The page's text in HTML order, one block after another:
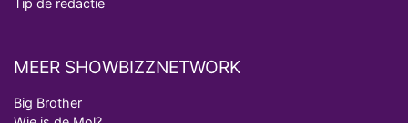
Tip de redactie
MEER SHOWBIZZNETWORK
Big Brother